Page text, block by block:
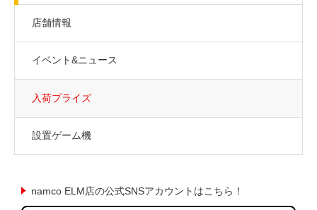
店舗情報
イベント&ニュース
入荷プライズ
設置ゲーム機
namco ELM店の公式SNSアカウントはこちら！